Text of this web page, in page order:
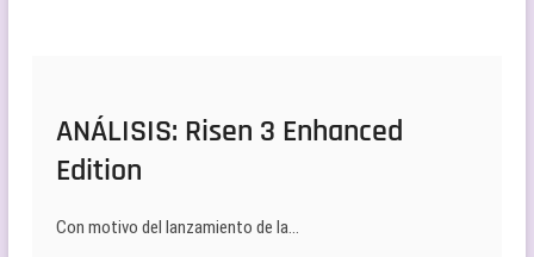
ANÁLISIS: Risen 3 Enhanced
Edition
Con motivo del lanzamiento de la…